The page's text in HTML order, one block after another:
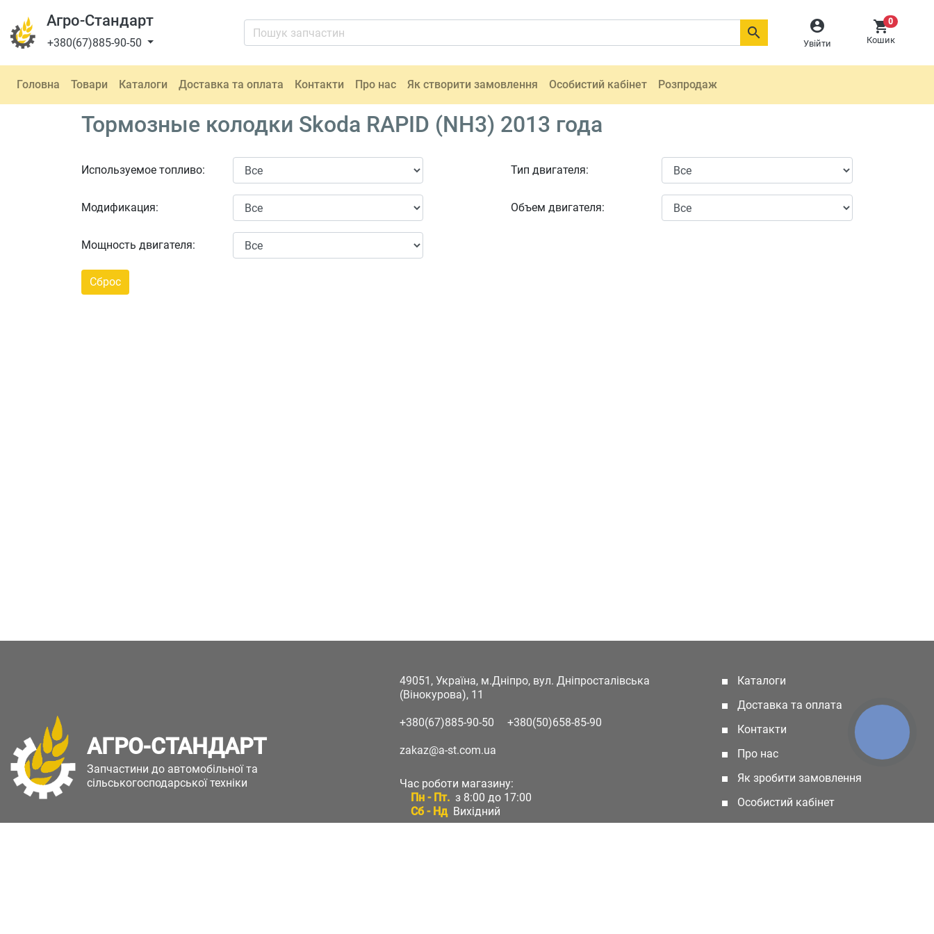
Агро-Стандарт
+380(67)885-90-50

Увійти
0
Кошик

Головна Товари Каталоги Доставка та оплата Контакти Про нас Як створити замовлення Особистий кабінет Розпродаж
Тормозные колодки Skoda RAPID (NH3) 2013 года
Используемое топливо:
Модификация:
Мощность двигателя:
Тип двигателя:
Объем двигателя:
АГРО-СТАНДАРТ
Запчастини до автомобільної та
сільськогосподарської техніки
49051, Україна, м.Дніпро, вул. Дніпросталівська
(Вінокурова), 11
+380(67)885-90-50 +380(50)658-85-90
zakaz@a-st.com.ua
Час роботи магазину:
Пн - Пт. з 8:00 до 17:00
Сб - Нд Вихідний
Каталоги
Доставка та оплата
Контакти
Про нас
Як зробити замовлення
Особистий кабінет